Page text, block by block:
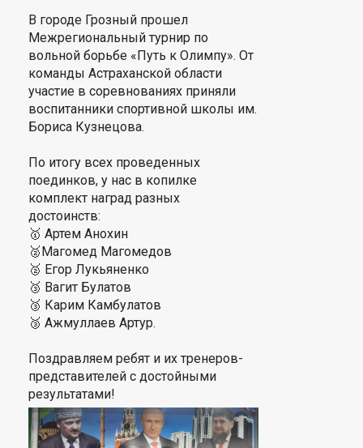
В городе Грозный прошел
Межрегиональный турнир по
вольной борьбе «Путь к Олимпу». От
команды Астраханской области
участие в соревнованиях приняли
воспитанники спортивной школы им.
Бориса Кузнецова.
По итогу всех проведенных
поединков, у нас в копилке
комплект наград разных
достоинств:
🥇 Артем Анохин
🥈Магомед Магомедов
🥈 Егор Лукьяненко
🥉 Вагит Булатов
🥉 Карим Камбулатов
🥉 Ажмуллаев Артур.
Поздравляем ребят и их тренеров-
представителей с достойными
результатами!